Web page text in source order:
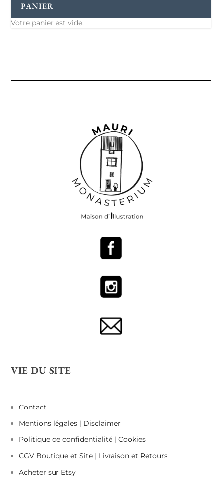
PANIER
Votre panier est vide.
VIE DU SITE
Contact
Mentions légales | Disclaimer
Politique de confidentialité |Cookies
CGV Boutique et Site | Livraison et Retours
Acheter sur Etsy